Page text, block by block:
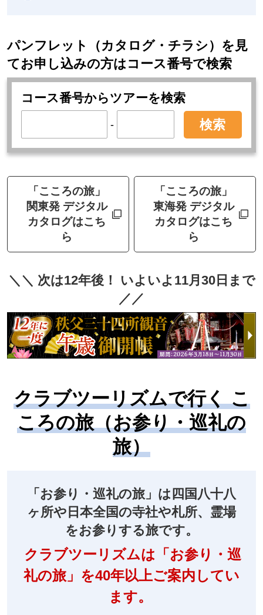
パンフレット（カタログ・チラシ）を見
てお申し込みの方はコース番号で検索
コース番号からツアーを検索
- 検索
「こころの旅」
関東発 デジタル
カタログはこち
ら
「こころの旅」
東海発 デジタル
カタログはこち
ら
＼＼ 次は12年後！ いよいよ11月30日まで
／／
クラブツーリズムで行く こ
ころの旅（お参り・巡礼の
旅）
「お参り・巡礼の旅」は四国八十八
ヶ所や日本全国の寺社や札所、霊場
をお参りする旅です。
クラブツーリズムは「お参り・巡
礼の旅」を40年以上ご案内してい
ます。